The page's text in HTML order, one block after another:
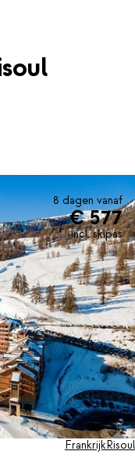
8 dagen vanaf
€ 577
incl. skipas
FrankrijkRisoul